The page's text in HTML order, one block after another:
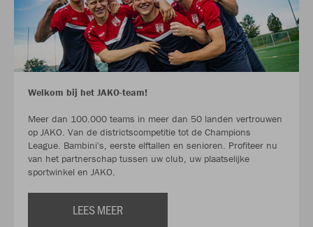
Welkom bij het JAKO-team!
Meer dan 100.000 teams in meer dan 50 landen vertrouwen
op JAKO. Van de districtscompetitie tot de Champions
League. Bambini's, eerste elftallen en senioren. Profiteer nu
van het partnerschap tussen uw club, uw plaatselijke
sportwinkel en JAKO.
LEES MEER